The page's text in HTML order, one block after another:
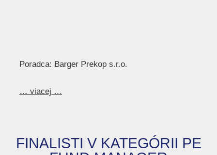
Poradca: Barger Prekop s.r.o.
… viacej …
FINALISTI V KATEGÓRII PE